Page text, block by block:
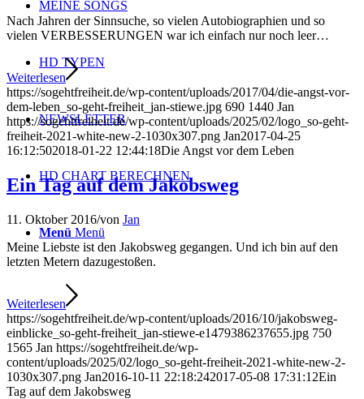
MEINE SONGS
HD TYPEN
NEWSLETTER
HD CHART BERECHNEN
Menü Menü
Nach Jahren der Sinnsuche, so vielen Autobiographien und so
vielen VERBESSERUNGEN war ich einfach nur noch leer…
Weiterlesen
https://sogehtfreiheit.de/wp-content/uploads/2017/04/die-angst-vor-
dem-leben_so-geht-freiheit_jan-stiewe.jpg 690 1440 Jan
https://sogehtfreiheit.de/wp-content/uploads/2025/02/logo_so-geht-
freiheit-2021-white-new-2-1030x307.png Jan2017-04-25
16:12:502018-01-22 12:44:18Die Angst vor dem Leben
Ein Tag auf dem Jakobsweg
11. Oktober 2016/von Jan
Meine Liebste ist den Jakobsweg gegangen. Und ich bin auf den
letzten Metern dazugestoßen.
Weiterlesen
https://sogehtfreiheit.de/wp-content/uploads/2016/10/jakobsweg-
einblicke_so-geht-freiheit_jan-stiewe-e1479386237655.jpg 750
1565 Jan https://sogehtfreiheit.de/wp-
content/uploads/2025/02/logo_so-geht-freiheit-2021-white-new-2-
1030x307.png Jan2016-10-11 22:18:242017-05-08 17:31:12Ein
Tag auf dem Jakobsweg